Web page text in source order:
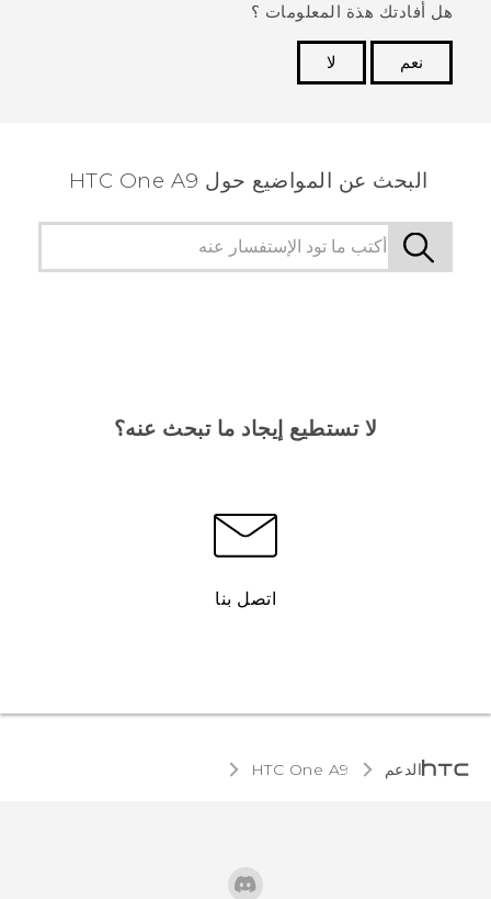
هل أفادتك هذة المعلومات ؟
نعم
لا
البحث عن المواضيع حول HTC One A9
لا تستطيع إيجاد ما تبحث عنه؟
اتصل بنا
الدعم HTC One A9‎